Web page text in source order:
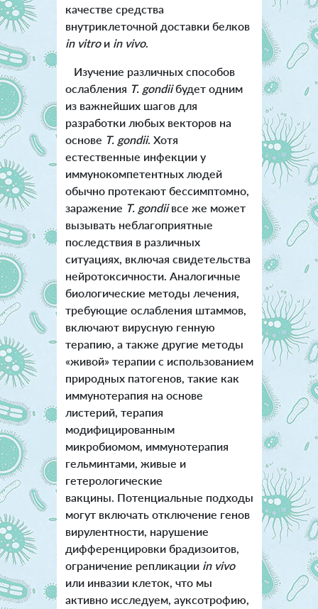
качестве средства
внутриклеточной доставки белков
in vitroиin vivo.
Изучение различных способов
ослабления T. gondiiбудет одним
из важнейших шагов для
разработки любых векторов на
основе T. gondii. Хотя
естественные инфекции у
иммунокомпетентных людей
обычно протекают бессимптомно,
заражение T. gondiiвсе же может
вызывать неблагоприятные
последствия в различных
ситуациях, включая свидетельства
нейротоксичности. Аналогичные
биологические методы лечения,
требующие ослабления штаммов,
включают вирусную генную
терапию, а также другие методы
«живой» терапии с использованием
природных патогенов, такие как
иммунотерапия на основе
листерий, терапия
модифицированным
микробиомом, иммунотерапия
гельминтами, живые и
гетерологические
вакцины. Потенциальные подходы
могут включать отключение генов
вирулентности, нарушение
дифференцировки брадизоитов,
ограничение репликации in vivo
или инвазии клеток, что мы
активно исследуем, ауксотрофию,